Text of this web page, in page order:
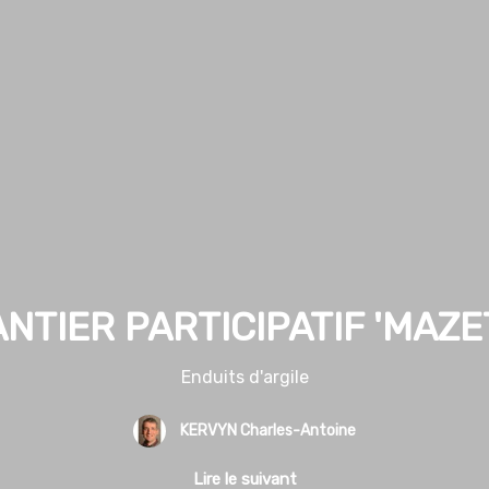
PARTICIPATIF
Enduits d'argile
KERVYN Charles-Antoine
Lire le suivant